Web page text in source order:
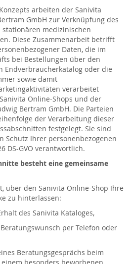
arbeiten der Sanivita
GmbH zur Verknüpfung des
medizinischen
Diese Zusammenarbeit betrifft
Daten, die im
bei Bestellungen über den
Endverbraucherkatalog oder die
sowie damit
verarbeitet
Online-Shops und der
Bertram GmbH. Die Parteien
der Verarbeitung dieser
festgelegt. Sie sind
Schutz Ihrer personenbezogenen
DS-GVO verantwortlich.
besteht eine gemeinsame
über den Sanivita Online-Shop Ihre
zu hinterlassen:
des Sanivita Kataloges,
per Telefon oder
Beratungsgesprächs beim